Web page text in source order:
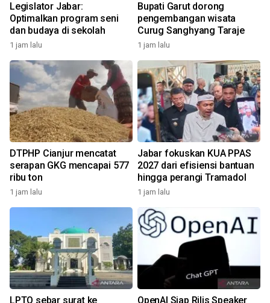
Legislator Jabar:
Optimalkan program seni
dan budaya di sekolah
1 jam lalu
Bupati Garut dorong
pengembangan wisata
Curug Sanghyang Taraje
1 jam lalu
DTPHP Cianjur mencatat
serapan GKG mencapai 577
ribu ton
1 jam lalu
Jabar fokuskan KUA PPAS
2027 dari efisiensi bantuan
hingga perangi Tramadol
1 jam lalu
LPTQ sebar surat ke OpenAI Siap Rilis Speaker